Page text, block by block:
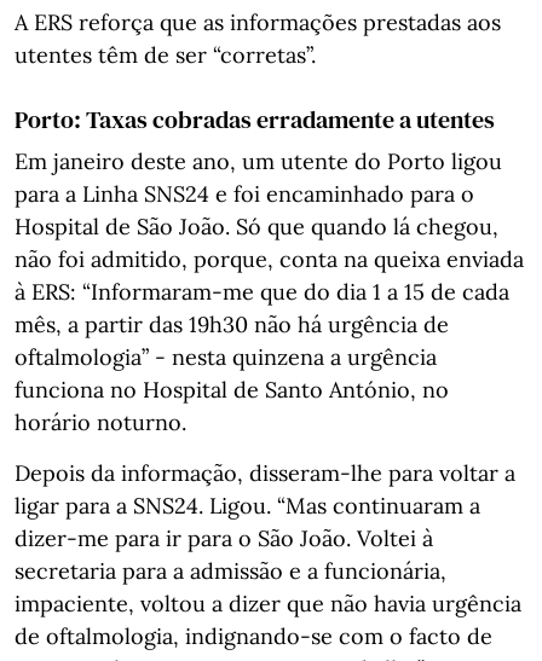
A ERS reforça que as informações prestadas aos
utentes têm de ser “corretas”.
Porto: Taxas cobradas erradamente a utentes
Em janeiro deste ano, um utente do Porto ligou
para a Linha SNS24 e foi encaminhado para o
Hospital de São João. Só que quando lá chegou,
não foi admitido, porque, conta na queixa enviada
à ERS: “Informaram-me que do dia 1 a 15 de cada
mês, a partir das 19h30 não há urgência de
oftalmologia” - nesta quinzena a urgência
funciona no Hospital de Santo António, no
horário noturno.
Depois da informação, disseram-lhe para voltar a
ligar para a SNS24. Ligou. “Mas continuaram a
dizer-me para ir para o São João. Voltei à
secretaria para a admissão e a funcionária,
impaciente, voltou a dizer que não havia urgência
de oftalmologia, indignando-se com o facto de